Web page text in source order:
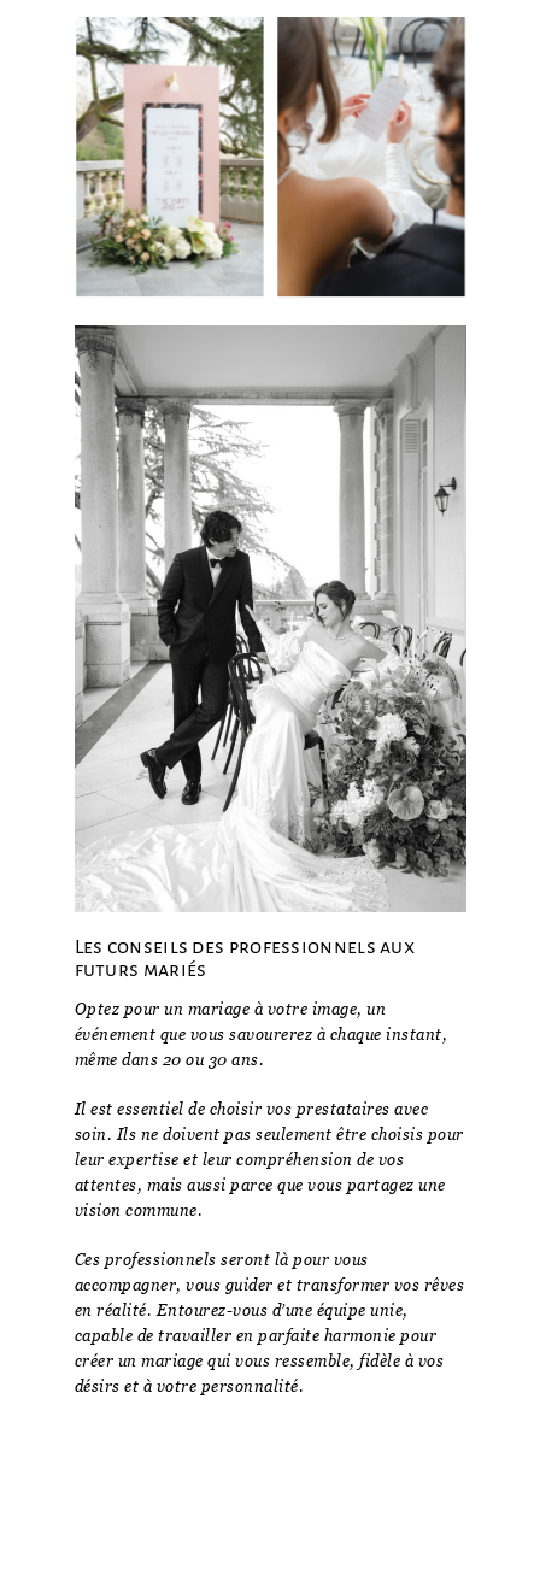
Les conseils des professionnels aux
futurs mariés
Optez pour un mariage à votre image, un
événement que vous savourerez à chaque instant,
même dans 20 ou 30 ans.
Il est essentiel de choisir vos prestataires avec
soin. Ils ne doivent pas seulement être choisis pour
leur expertise et leur compréhension de vos
attentes, mais aussi parce que vous partagez une
vision commune.
Ces professionnels seront là pour vous
accompagner, vous guider et transformer vos rêves
en réalité. Entourez-vous d’une équipe unie,
capable de travailler en parfaite harmonie pour
créer un mariage qui vous ressemble, fidèle à vos
désirs et à votre personnalité.